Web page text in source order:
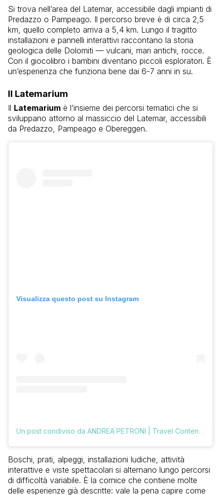
Si trova nell’area del Latemar, accessibile dagli impianti di
Predazzo o Pampeago. Il percorso breve è di circa 2,5
km, quello completo arriva a 5,4 km. Lungo il tragitto
installazioni e pannelli interattivi raccontano la storia
geologica delle Dolomiti — vulcani, mari antichi, rocce.
Con il giocolibro i bambini diventano piccoli esploratori. È
un’esperienza che funziona bene dai 6-7 anni in su.
Il Latemarium
Il Latemarium è l’insieme dei percorsi tematici che si
sviluppano attorno al massiccio del Latemar, accessibili
da Predazzo, Pampeago e Obereggen.
Visualizza questo post su Instagram
Un post condiviso da ANDREA PETRONI | Travel Content Creator (@vologratis)
Boschi, prati, alpeggi, installazioni ludiche, attività
interattive e viste spettacolari si alternano lungo percorsi
di difficoltà variabile. È la cornice che contiene molte
delle esperienze già descritte: vale la pena capire come